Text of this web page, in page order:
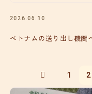
2026.06.10
ベトナムの送り出し機関
1 2